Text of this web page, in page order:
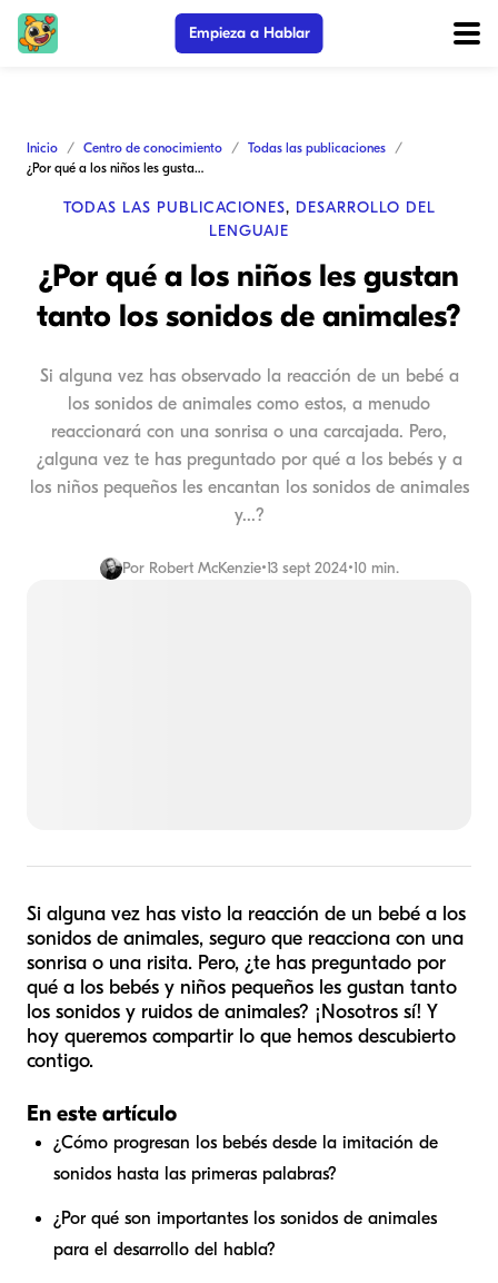
Empieza a Hablar
Inicio Centro de conocimiento
Todas las publicaciones
¿Por qué a los niños les gustan tanto los sonidos de animales?
TODAS LAS PUBLICACIONES, DESARROLLO DEL
LENGUAJE
¿Por qué a los niños les gustan
tanto los sonidos de animales?
Si alguna vez has observado la reacción de un bebé a
los sonidos de animales como estos, a menudo
reaccionará con una sonrisa o una carcajada. Pero,
¿alguna vez te has preguntado por qué a los bebés y a
los niños pequeños les encantan los sonidos de animales
y...?
Por Robert McKenzie•13 sept 2024•10 min.
Si alguna vez has visto la reacción de un bebé a los
sonidos de animales, seguro que reacciona con una
sonrisa o una risita. Pero, ¿te has preguntado por
qué a los bebés y niños pequeños les gustan tanto
los sonidos y ruidos de animales? ¡Nosotros sí! Y
hoy queremos compartir lo que hemos descubierto
contigo.
En este artículo
¿Cómo progresan los bebés desde la imitación de
sonidos hasta las primeras palabras?
¿Por qué son importantes los sonidos de animales
para el desarrollo del habla?